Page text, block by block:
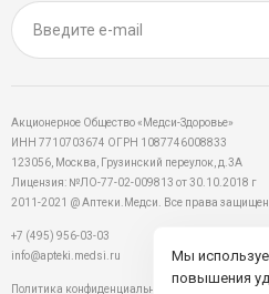
Акционерное Общество «Медси-Здоровье»
ИНН 7710703674 ОГРН 1087746008833
123056, Москва, Грузинский переулок, д.3А
Лицензия: №ЛО-77-02-009813 от 30.10.2018 г
2011-2021 @ Аптеки.Медси. Все права
+7 (495) 956-03-03
info@apteki.medsi.ru
Политика конфиденциальности
Мы
повышения